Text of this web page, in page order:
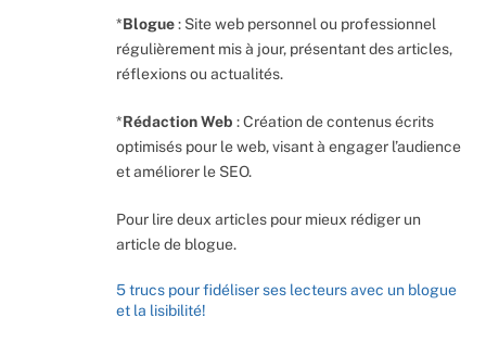
*Blogue: Site web personnel ou professionnel
régulièrement mis à jour, présentant des articles,
réflexions ou actualités.
*Rédaction Web : Création de contenus écrits
optimisés pour le web, visant à engager l’audience
et améliorer le SEO.
Pour lire deux articles pour mieux rédiger un
article de blogue.
5 trucs pour fidéliser ses lecteurs avec un blogue
et la lisibilité!